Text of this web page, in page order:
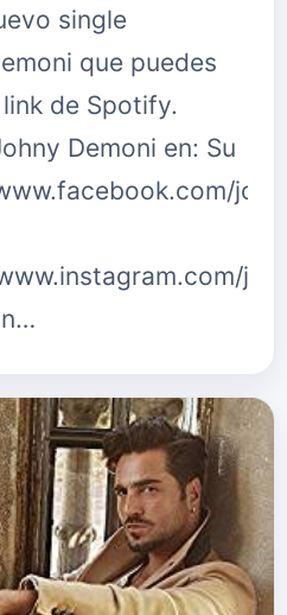
single
que puedes
de Spotify.
Demoni en: Su